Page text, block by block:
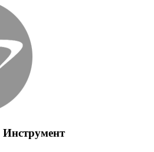
Инструмент